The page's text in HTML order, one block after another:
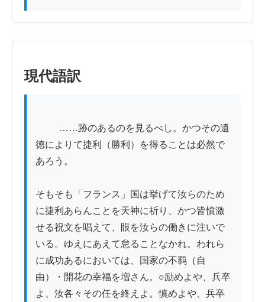
現代語訳
徳によりて捷利（勝利）を得ることは必然で
あろう。
そもそも「フランス」国は挙げて汝らのため
に捷利あらんことを天神に祈り、かつ皆憤激
せる祝文を唱えて、眼を汝らの働きに注いで
いる。ゆえにあえて怠ることなかれ。われら
に成功あるにおいては、国家の不羁（自
由）・開花の幸福を増さん。○励めよや、兵卒
よ、汝各々その任を終えよ。慎めよや、兵卒